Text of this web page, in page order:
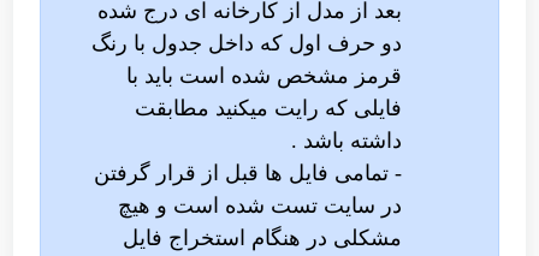
بعد از مدل از کارخانه ای درج شده
دو حرف اول که داخل جدول با رنگ
قرمز مشخص شده است باید با
فایلی که رایت میکنید مطابقت
داشته باشد .
- تمامی فایل ها قبل از قرار گرفتن
در سایت تست شده است و هیچ
مشکلی در هنگام استخراج فایل